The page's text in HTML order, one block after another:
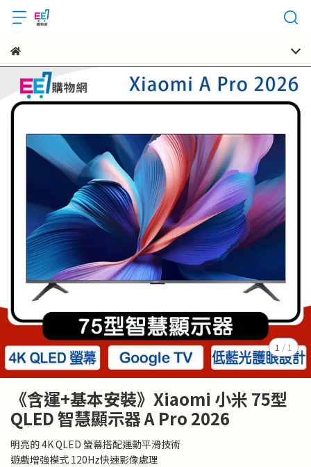
1 / 1
《含運+基本安裝》Xiaomi 小米 75型
QLED 智慧顯示器 A Pro 2026
明亮的 4K QLED 螢幕搭配運動平滑技術
遊戲增強模式 120Hz快速影像處理